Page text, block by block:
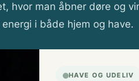
hvor man åbner døre og
i både hjem og have.
HAVE OG UDELIV